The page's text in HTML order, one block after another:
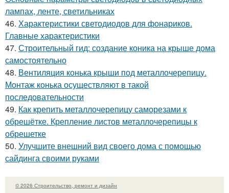
лампах, ленте, светильниках
46. Характеристики светодиодов для фонариков.
Главные характеристики
47. Строительный гид: создание коника на крыше дома
самостоятельно
48. Вентиляция конька крыши под металлочерепицу.
Монтаж конька осуществляют в такой
последовательности
49. Как крепить металлочерепицу саморезами к
обрешётке. Крепление листов металлочерепицы к
обрешетке
50. Улучшите внешний вид своего дома с помощью
сайдинга своими руками
© 2026 Строительство, ремонт и дизайн